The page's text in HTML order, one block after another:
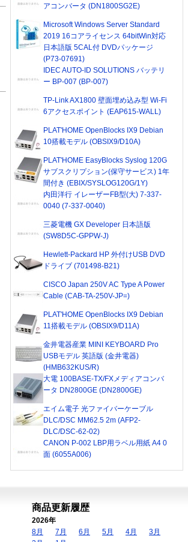
アコンバータ (DN1800SG2E)
Microsoft Windows Server Standard
2019 16コアライセンス 64bitWin対応
日本語版 5CAL付 DVDパッケージ
(P73-07691)
IDEC AUTO-ID SOLUTIONS バッテリ
ー BP-007 (BP-007)
TP-Link AX1800 壁面埋め込み型 Wi-Fi
6アクセスポイント (EAP615-WALL)
PLAT'HOME OpenBlocks IX9 Debian
10搭載モデル (OBSIX9/D10A)
PLAT'HOME EasyBlocks Syslog 120G
サブスクリプション(保守サービス) 1年
間付き (EBIX/SYSLOG120G/1Y)
内田洋行 イレーザーFB型(大) 7-337-
0040 (7-337-0040)
三菱電機 GX Developer 日本語版
(SW8D5C-GPPW-J)
Hewlett-Packard HP 外付けUSB DVD
ドライブ (701498-B21)
CISCO Japan 250V AC Type A Power
Cable (CAB-TA-250V-JP=)
PLAT'HOME OpenBlocks IX9 Debian
11搭載モデル (OBSIX9/D11A)
金井電器産業 MINI KEYBOARD Pro
USBモデル 英語版 (金井電器)
(HMB632KUS/R)
大電 100BASE-TX/FXメディアコンバ
ータ DN2800GE (DN2800GE)
エイム電子 光ファイバーケーブル
DLC/DSC MM62.5 2m (AFP2-
DLC/DSC-62-02)
CANON P-002 LBP用ラベル用紙 A4 0
面 (6055A006)
商品更新履歴
2026年
8月
7月 6月 5月 4月
3月